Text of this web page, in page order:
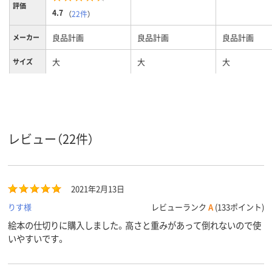
評価
4.7 （22件）
メーカー 良品計画 良品計画 良品計画
サイズ 大 大 大
レビュー（22件）
2021年2月13日
りす様
レビューランク A (133ポイント)
絵本の仕切りに購入しました。高さと重みがあって倒れないので使
いやすいです。